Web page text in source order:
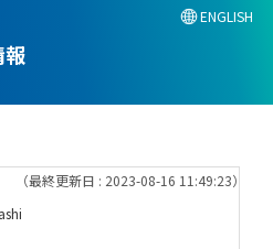
報
ENGLISH
（最終更新日 : 2023-08-16 11:49:23）